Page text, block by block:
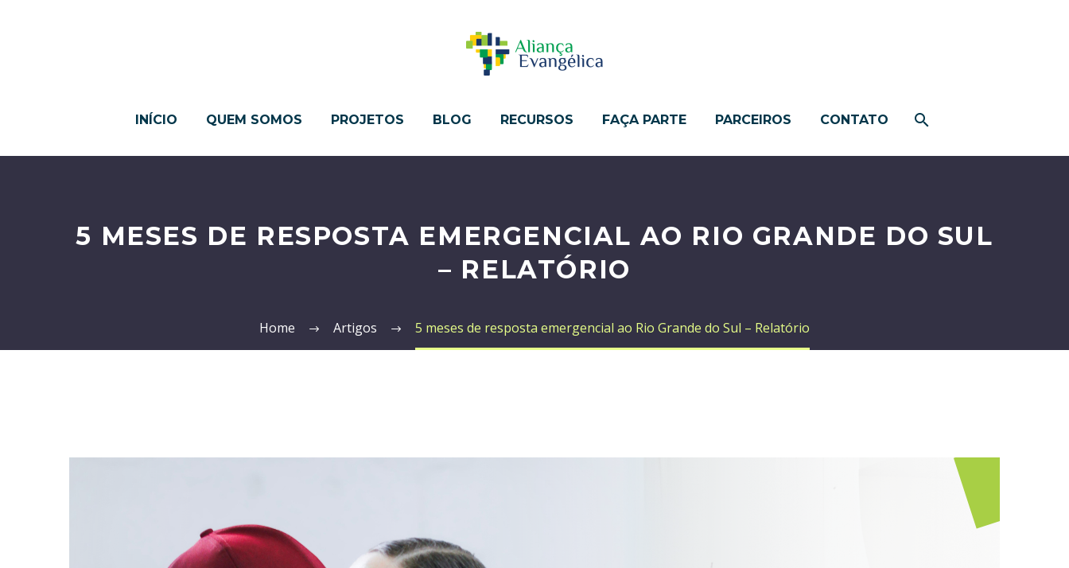
INÍCIO QUEM SOMOS PROJETOS BLOG RECURSOS FAÇA PARTE PARCEIROS CONTATO
5 MESES DE RESPOSTA EMERGENCIAL AO RIO GRANDE DO SUL
– RELATÓRIO
Home Artigos 5 meses de resposta emergencial ao Rio Grande do Sul – Relatório